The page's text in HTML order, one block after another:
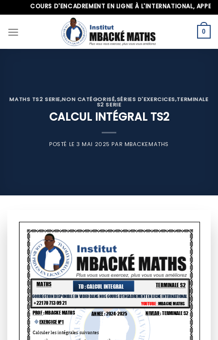
to
content
COURS D'ENCADREMENT EN LIGNE À L'INTERNATIONAL,
0
MATHS TS2 SERIE,NON CATÉGORISÉ,SÉRIES D'EXERCICES,TERMINALE
S2 SERIE
CALCUL INTÉGRAL TS2
POSTÉ LE3 MAI 2025 PAR MBACKEMATHS